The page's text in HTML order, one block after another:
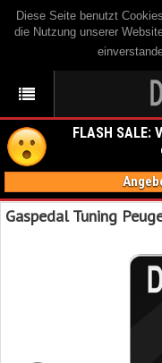
Diese Seite benutzt
die Nutzung unserer
FLASH SALE:
Gaspedal Tuning